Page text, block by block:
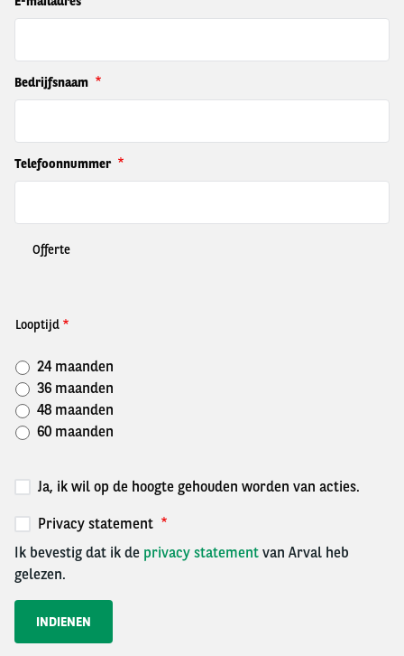
Bedrijfsnaam
Telefoonnummer
Offerte
Looptijd
24 maanden
36 maanden
48 maanden
60 maanden
Ja, ik wil op de hoogte gehouden worden van acties.
Privacy statement
Ik bevestig dat ik de privacy statement van Arval heb
gelezen.